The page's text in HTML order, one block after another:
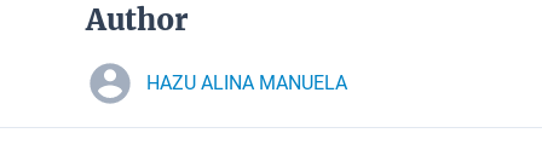
Author
HAZU ALINA MANUELA